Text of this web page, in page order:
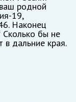
родной
19,
Наконец
Сколько бы не
в дальние края.